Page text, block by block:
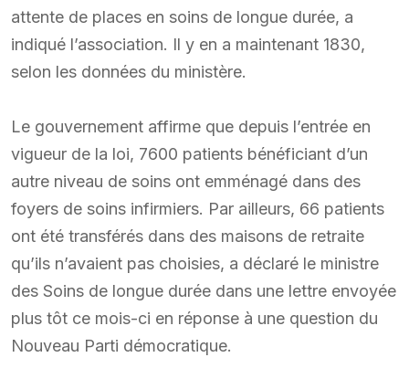
attente de places en soins de longue durée, a
indiqué l’association. Il y en a maintenant 1830,
selon les données du ministère.
Le gouvernement affirme que depuis l’entrée en
vigueur de la loi, 7600 patients bénéficiant d’un
autre niveau de soins ont emménagé dans des
foyers de soins infirmiers. Par ailleurs, 66 patients
ont été transférés dans des maisons de retraite
qu’ils n’avaient pas choisies, a déclaré le ministre
des Soins de longue durée dans une lettre envoyée
plus tôt ce mois-ci en réponse à une question du
Nouveau Parti démocratique.